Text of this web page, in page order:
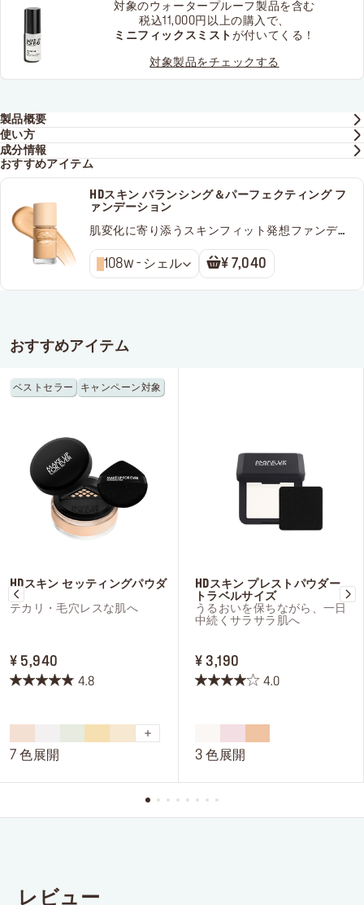
対象のウォータープルーフ製品を含む
税込11,000円以上の購入で、
ミニフィックスミスト が付いてくる！
対象製品をチェックする
製品概要
使い方
成分情報
おすすめアイテム
HDスキン バランシング＆パーフェクティング フ
ァンデーション
肌変化に寄り添うスキンフィット発想ファンデー
ション
108w - シェル ¥ 7,040
おすすめアイテム
ベストセラー キャンペーン対象
HDスキン セッティングパウダ
ー
テカリ・毛穴レスな肌へ
¥ 5,940
4.8
星
／
5
個7 色展開
HDスキン プレストパウダー
トラベルサイズ
うるおいを保ちながら、一日
中続くサラサラ肌へ
¥ 3,190
4.0
星
個
す。
3 色展開